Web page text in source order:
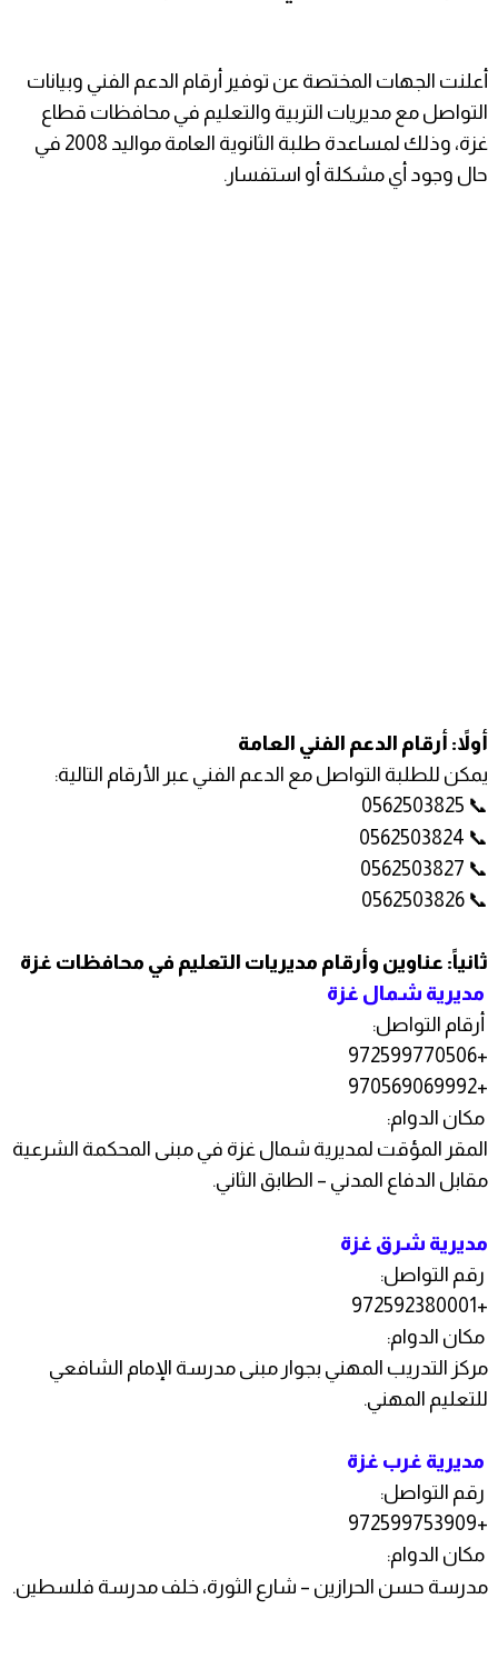
أعلنت الجهات المختصة عن توفير أرقام الدعم الفني وبيانات
التواصل مع مديريات التربية والتعليم في محافظات قطاع
غزة، وذلك لمساعدة طلبة الثانوية العامة مواليد 2008 في
حال وجود أي مشكلة أو استفسار.
أولاً: أرقام الدعم الفني العامة
يمكن للطلبة التواصل مع الدعم الفني عبر الأرقام التالية:
📞 0562503825
📞 0562503824
📞 0562503827
📞 0562503826
ثانياً: عناوين وأرقام مديريات التعليم في محافظات غزة
مديرية شمال غزة
أرقام التواصل:
+972599770506
+970569069992
مكان الدوام:
المقر المؤقت لمديرية شمال غزة في مبنى المحكمة الشرعية
مقابل الدفاع المدني – الطابق الثاني.
مديرية شرق غزة
رقم التواصل:
+972592380001
مكان الدوام:
مركز التدريب المهني بجوار مبنى مدرسة الإمام الشافعي
للتعليم المهني.
مديرية غرب غزة
رقم التواصل:
+972599753909
مكان الدوام:
مدرسة حسن الحرازين – شارع الثورة، خلف مدرسة فلسطين.